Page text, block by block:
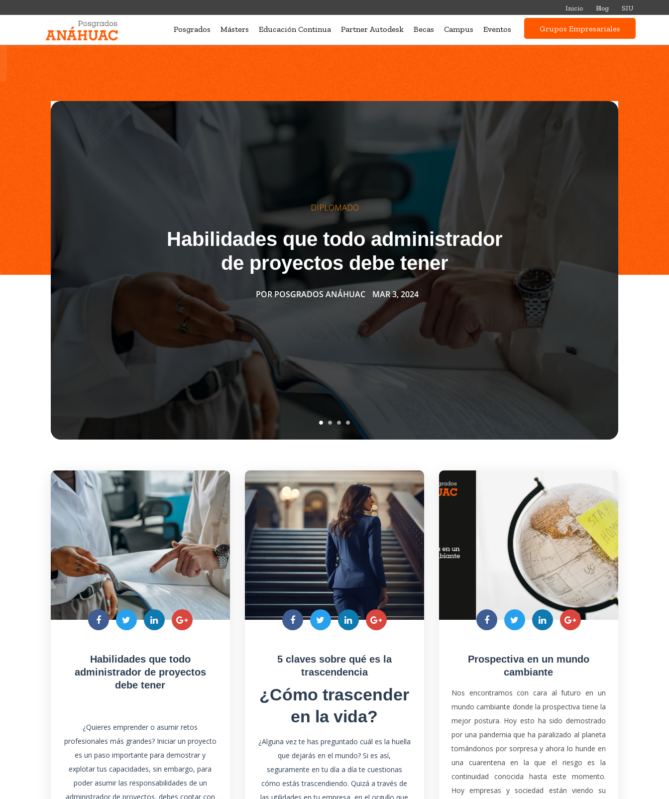
Inicio Blog SIU
Posgrados Másters Educación Continua Partner Autodesk Becas Campus Eventos Grupos Empresariales
DIPLOMADO
Habilidades que todo administrador
de proyectos debe tener
PORPOSGRADOS ANÁHUAC MAR 3, 2024
Habilidades que todo
administrador de proyectos
debe tener
¿Quieres emprender o asumir retos
profesionales más grandes? Iniciar un proyecto
es un paso importante para demostrar y
explotar tus capacidades, sin embargo, para
poder asumir las responsabilidades de un
administrador de proyectos, debes contar con
5 claves sobre qué es la
trascendencia
¿Cómo trascender
en la vida?
¿Alguna vez te has preguntado cuál es la huella
que dejarás en el mundo? Si es así,
seguramente en tu día a día te cuestionas
cómo estás trascendiendo. Quizá a través de
Prospectiva en un mundo
cambiante
Nos encontramos con cara al futuro en un
mundo cambiante donde la prospectiva tiene la
mejor postura. Hoy esto ha sido demostrado
por una pandemia que ha paralizado al planeta
tomándonos por sorpresa y ahora lo hunde en
una cuarentena en la que el riesgo es la
continuidad conocida hasta este momento.
Hoy empresas y sociedad están viendo su